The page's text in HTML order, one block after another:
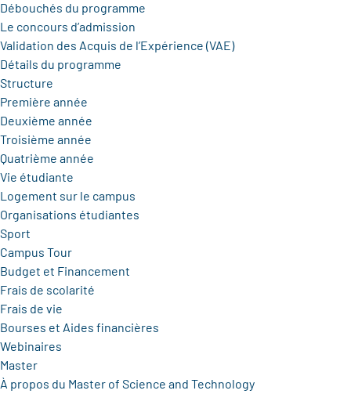
Débouchés du programme
Le concours d’admission
Validation des Acquis de l’Expérience (VAE)
Détails du programme
Structure
Première année
Deuxième année
Troisième année
Quatrième année
Vie étudiante
Logement sur le campus
Organisations étudiantes
Sport
Campus Tour
Budget et Financement
Frais de scolarité
Frais de vie
Bourses et Aides financières
Webinaires
Master
À propos du Master of Science and Technology